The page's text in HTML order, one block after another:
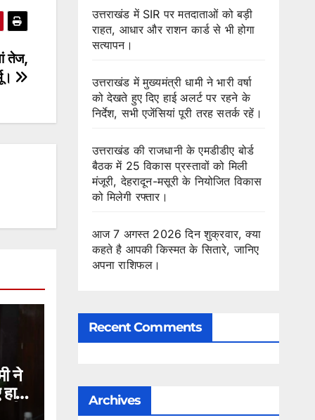
तेज,
ने
उत्तराखंड में SIR पर मतदाताओं को बड़ी
राहत, आधार और राशन कार्ड से भी होगा
सत्यापन।
उत्तराखंड में मुख्यमंत्री धामी ने भारी वर्षा
को देखते हुए दिए हाई अलर्ट पर रहने के
निर्देश, सभी एजेंसियां पूरी तरह सतर्क रहें।
उत्तराखंड की राजधानी के एमडीडीए बोर्ड
बैठक में 25 विकास प्रस्तावों को मिली
मंजूरी, देहरादून-मसूरी के नियोजित विकास
को मिलेगी रफ्तार।
आज 7 अगस्त 2026 दिन शुक्रवार, क्या
कहते है आपकी किस्मत के सितारे, जानिए
अपना राशिफल।
Recent Comments
Archives